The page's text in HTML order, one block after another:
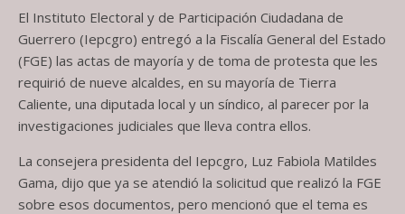
El Instituto Electoral y de Participación Ciudadana de
Guerrero (Iepcgro) entregó a la Fiscalía General del Estado
(FGE) las actas de mayoría y de toma de protesta que les
requirió de nueve alcaldes, en su mayoría de Tierra
Caliente, una diputada local y un síndico, al parecer por la
investigaciones judiciales que lleva contra ellos.
La consejera presidenta del Iepcgro, Luz Fabiola Matildes
Gama, dijo que ya se atendió la solicitud que realizó la FGE
sobre esos documentos, pero mencionó que el tema es